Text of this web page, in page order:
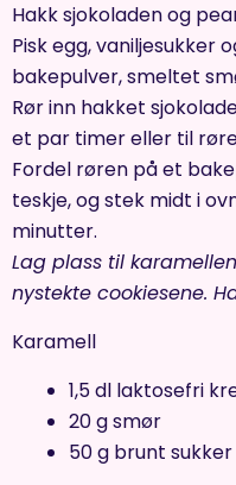
Hakk sjokoladen og
Pisk egg, vaniljesukker
bakepulver, smeltet
Rør inn hakket
et par timer eller til
Fordel røren på et
teskje, og stek midt i
minutter.
Lag plass til
nystekte cookiesene.
Karamell
1,5 dl laktosefri
20 g smør
50 g brunt